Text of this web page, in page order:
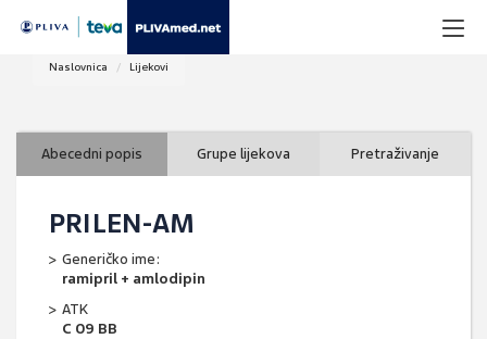
Naslovnica Lijekovi
Abecedni popis Grupe lijekova Pretraživanje
PRILEN-AM
Generičko ime:
ramipril + amlodipin
ATK
C 09 BB